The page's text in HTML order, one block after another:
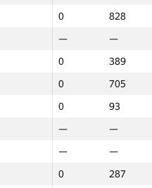
0
828
—
—
0
389
0
705
0
93
—
—
—
—
0
287
0
828
—
—
0
389
0
705
0
93
—
—
—
—
0
287